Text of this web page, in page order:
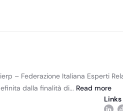
– Federazione Italiana Esperti
dalla finalità di... Read more
Links